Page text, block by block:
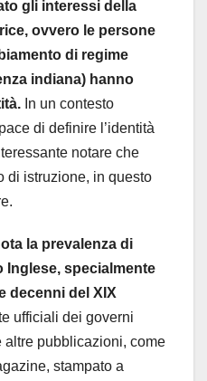
gli interessi della
ovvero le persone
di regime
indiana) hanno
In un contesto
di definire l’identità
notare che
di istruzione, in questo
la prevalenza di
Inglese, specialmente
decenni del XIX
ufficiali dei governi
altre pubblicazioni, come
stampato a